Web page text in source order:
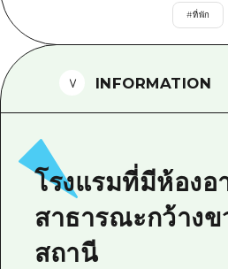
ธรรมชาติ
ฮิโรชิม่า ฟรี Wi-
คำถามที่พบบ่อย
ดาวน์โหลดรูปภ
#ที่พัก
INFORMATION
โรงแรมที่มีห้องอ
สาธารณะกว้าง
สถานี